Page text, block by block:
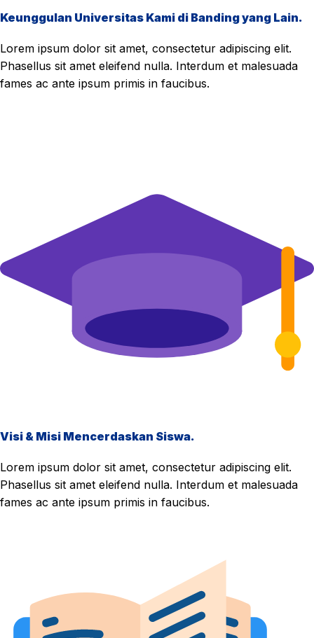
Keunggulan Universitas Kami di Banding yang Lain.
Lorem ipsum dolor sit amet, consectetur adipiscing elit.
Phasellus sit amet eleifend nulla. Interdum et malesuada
fames ac ante ipsum primis in faucibus.
Visi & Misi Mencerdaskan Siswa.
Lorem ipsum dolor sit amet, consectetur adipiscing elit.
Phasellus sit amet eleifend nulla. Interdum et malesuada
fames ac ante ipsum primis in faucibus.